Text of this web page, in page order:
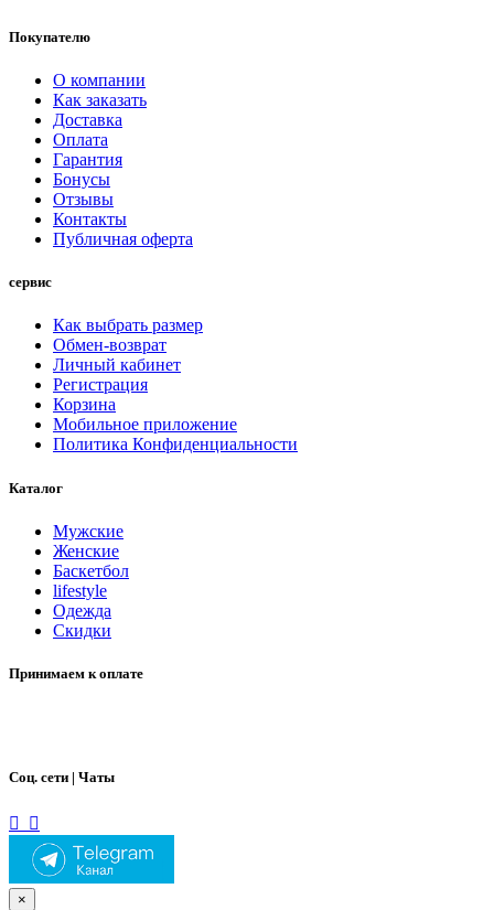
Покупателю
О компании
Как заказать
Доставка
Оплата
Гарантия
Бонусы
Отзывы
Контакты
Публичная оферта
сервис
Как выбрать размер
Обмен-возврат
Личный кабинет
Регистрация
Корзина
Мобильное приложение
Политика Конфиденциальности
Каталог
Мужские
Женские
Баскетбол
lifestyle
Одежда
Скидки
Принимаем к оплате
Соц. сети | Чаты
×